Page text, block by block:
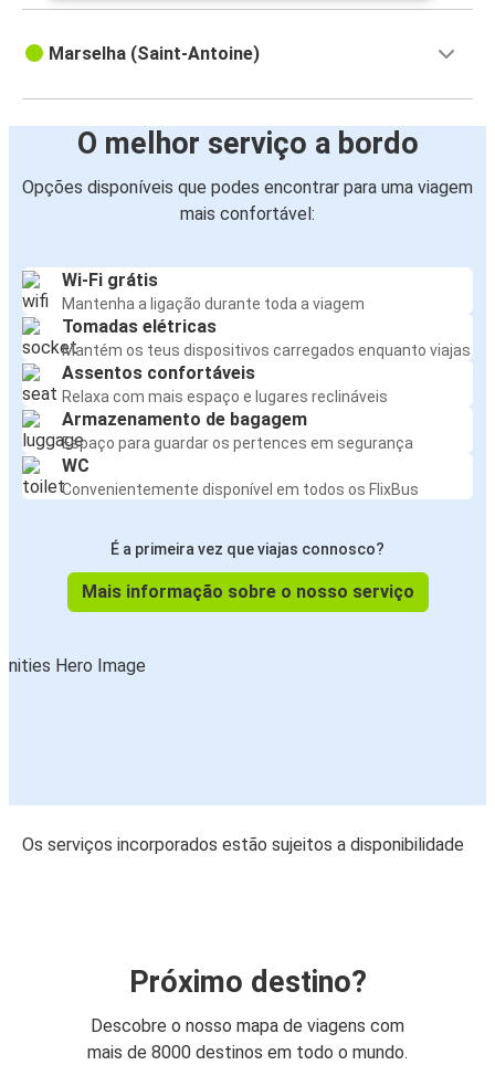
Marselha (Saint-Antoine)
O melhor serviço a bordo
Opções disponíveis que podes encontrar para uma viagem
mais confortável:
Wi-Fi grátis
Mantenha a ligação durante toda a viagem
Tomadas elétricas
Mantém os teus dispositivos carregados enquanto viajas
Assentos confortáveis
Relaxa com mais espaço e lugares reclináveis
Armazenamento de bagagem
Espaço para guardar os pertences em segurança
WC
Convenientemente disponível em todos os FlixBus
É a primeira vez que viajas connosco?
Mais informação sobre o nosso serviço
Os serviços incorporados estão sujeitos a disponibilidade
Próximo destino?
Descobre o nosso mapa de viagens com
mais de 8000 destinos em todo o mundo.